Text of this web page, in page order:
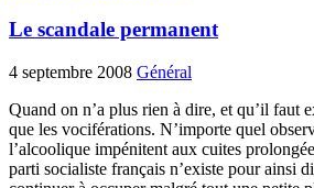
Le scandale permanent
4 septembre 2008 Général
Quand on n’a plus rien à dire, et qu’il faut
que les vociférations. N’importe quel
l’alcoolique impénitent aux cuites
parti socialiste français n’existe pour ainsi